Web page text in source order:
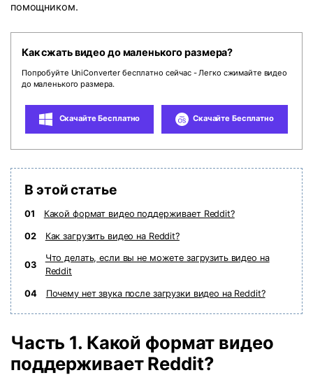
помощником.
Как сжать видео до маленького размера?
Попробуйте UniConverter бесплатно сейчас - Легко сжимайте видео
до маленького размера.
Скачайте Бесплатно Скачайте Бесплатно
В этой статье
01 Какой формат видео поддерживает Reddit?
02 Как загрузить видео на Reddit?
03
Что делать, если вы не можете загрузить видео на
Reddit
04 Почему нет звука после загрузки видео на Reddit?
Часть 1. Какой формат видео
поддерживает Reddit?